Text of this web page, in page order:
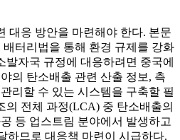
대응 방안을 마련해야 한다. 본문
터리법을 통해 환경 규제를 강화
발자국 규정에 대응하려면 중국에
의 탄소배출 관련 산출 정보, 측
리할 수 있는 시스템을 구축할 필
의 전체 과정(LCA) 중 탄소배출의
등 업스트림 분야에서 발생하고
하므로 대응책 마련이 시급하다.